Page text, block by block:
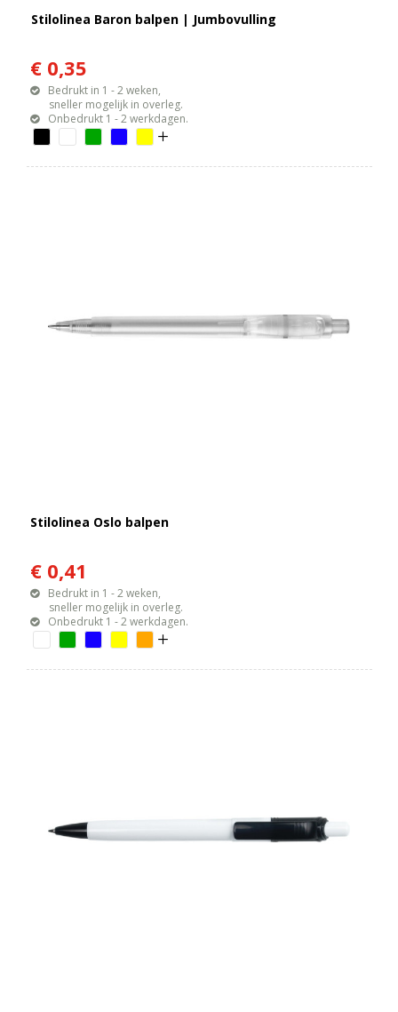
Stilolinea Baron balpen | Jumbovulling
€ 0,35
Bedrukt in 1 - 2 weken,
sneller mogelijk in overleg.
Onbedrukt 1 - 2 werkdagen.
Stilolinea Oslo balpen
€ 0,41
Bedrukt in 1 - 2 weken,
sneller mogelijk in overleg.
Onbedrukt 1 - 2 werkdagen.